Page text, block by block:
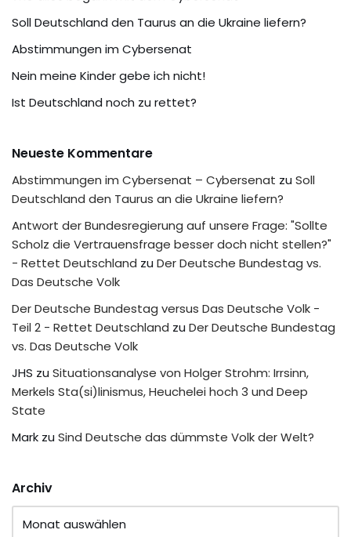
Soll Deutschland den Taurus an die Ukraine liefern?
Abstimmungen im Cybersenat
Nein meine Kinder gebe ich nicht!
Ist Deutschland noch zu rettet?
Neueste Kommentare
Abstimmungen im Cybersenat – Cybersenat zu Soll
Deutschland den Taurus an die Ukraine liefern?
Antwort der Bundesregierung auf unsere Frage: "Sollte
Scholz die Vertrauensfrage besser doch nicht stellen?"
- Rettet Deutschland zu Der Deutsche Bundestag vs.
Das Deutsche Volk
Der Deutsche Bundestag versus Das Deutsche Volk -
Teil 2 - Rettet Deutschland zu Der Deutsche Bundestag
vs. Das Deutsche Volk
JHS zu Situationsanalyse von Holger Strohm: Irrsinn,
Merkels Sta(si)linismus, Heuchelei hoch 3 und Deep
State
Mark zu Sind Deutsche das dümmste Volk der Welt?
Archiv